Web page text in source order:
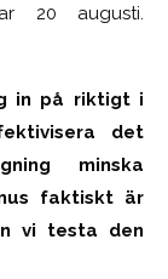
20 augusti.
in på riktigt i
det
minska
faktiskt är
vi testa den